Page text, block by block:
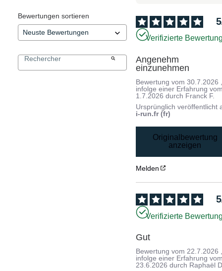
Bewertungen sortieren 5
Verifizierte
Angenehm
einzunehmen
Bewertung vom30.7.2026
infolge einer Erfahrung
1.7.2026 durch Franck F.
Ursprünglich veröffentlicht
i-run.fr (fr)
Originalbewertung
anzeigen
Melden
5
Verifizierte
Gut
Bewertung vom 22.7.2026
infolge einer Erfahrung
23.6.2026 durch Raphaël